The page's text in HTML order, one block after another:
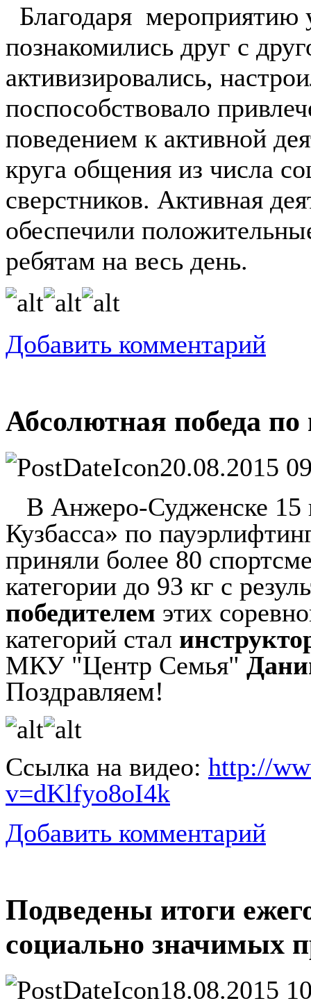
Благодаря мероприятию
познакомились друг с
активизировались,
поспособствовало
поведением к активной
круга общения из числа
сверстников. Активная
обеспечили
ребятам на весь день.
Добавить комментарий
Абсолютная победа по
20.08.2015
В Анжеро-Судженске 15
Кузбасса» по
приняли более 80
категории до 93 кг с
победителем этих
категорий стал
МКУ "Центр Семья"
Поздравляем!
Ссылка на видео: http://
v=dKlfyo8oI4k
Добавить комментарий
Подведены итоги
социально значимых
18.08.2015